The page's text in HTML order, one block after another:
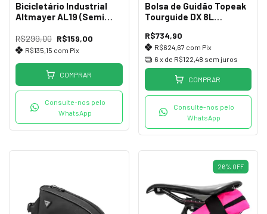
Bicicletário Industrial
Altmayer AL19 (Semi
R$299,00 R$159,00
R$135,15 com Pix
COMPRAR
Consulte-nos pelo
WhatsApp
Bolsa de Guidão Topeak
Tourguide DX 8L
R$734,90
R$624,67 com Pix
6 x de R$122,48 sem juros
COMPRAR
Consulte-nos pelo
WhatsApp
26% OFF